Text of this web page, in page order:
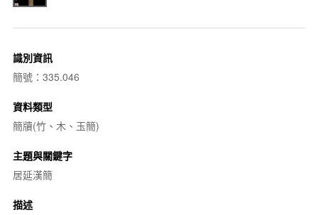
識別資訊
簡號：335.046
資料類型
簡牘(竹、木、玉簡)
主題與關鍵字
居延漢簡
描述